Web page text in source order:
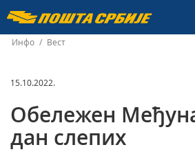
Пошта
Србије
д.о.о.
Инфо / Вест
15.10.2022.
Обележен
дан слепих